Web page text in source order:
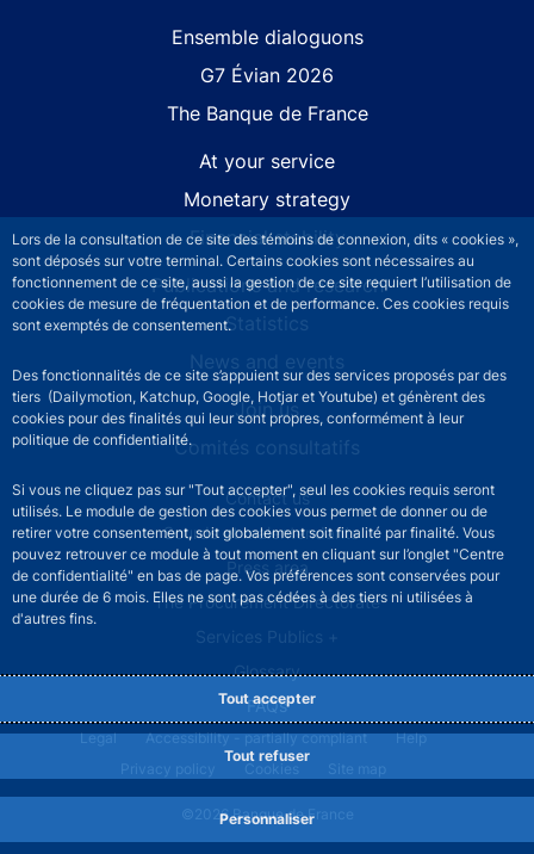
Lors de la consultation de ce site des témoins de connexion, dits « cookies »,
sont déposés sur votre terminal. Certains cookies sont nécessaires au
fonctionnement de ce site, aussi la gestion de ce site requiert l’utilisation de
cookies de mesure de fréquentation et de performance. Ces cookies requis
sont exemptés de consentement.
Des fonctionnalités de ce site s’appuient sur des services proposés par des
tiers (Dailymotion, Katchup, Google, Hotjar et Youtube) et génèrent des
cookies pour des finalités qui leur sont propres, conformément à leur
politique de confidentialité.
Si vous ne cliquez pas sur "Tout accepter", seul les cookies requis seront
utilisés. Le module de gestion des cookies vous permet de donner ou de
retirer votre consentement, soit globalement soit finalité par finalité. Vous
pouvez retrouver ce module à tout moment en cliquant sur l’onglet "Centre
de confidentialité" en bas de page. Vos préférences sont conservées pour
une durée de 6 mois. Elles ne sont pas cédées à des tiers ni utilisées à
d'autres fins.
Tout accepter
Tout refuser
Personnaliser
Ensemble dialoguons
G7 Évian 2026
The Banque de France
At your service
Monetary strategy
Financial stability
Publications and research
Statistics
News and events
Join us
Comités consultatifs
Footer secondary menuContact us
Sourds et malentendants
Press area
The Procurement Directorate
Services Publics +
Glossary
FAQs
©2026 Banque de France
Footer legal notice menu
Legal Accessibility - partially compliant
Help
Privacy policy
Cookies Site map